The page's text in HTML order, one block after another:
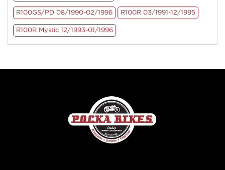
R100GS/PD 08/1990-02/1996 R100R 03/1991-12/1995
R100R Mystic 12/1993-01/1996